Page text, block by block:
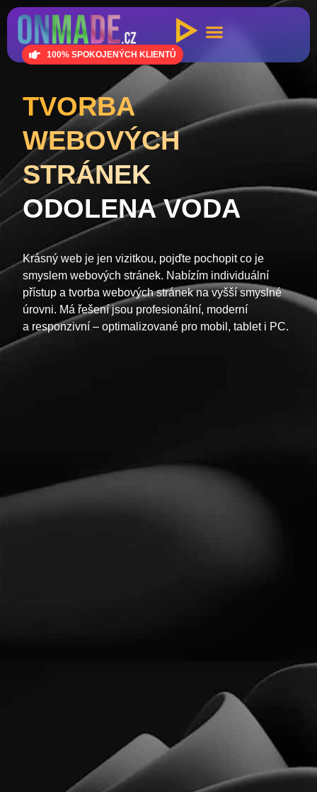
100% SPOKOJENÝCH KLIENTŮ
TVORBA
WEBOVÝCH
STRÁNEK
ODOLENA VODA
Krásný web je jen vizitkou, pojďte pochopit co je
smyslem webových stránek. Nabízím individuální
přístup a tvorba webových stránek na vyšší smyslné
úrovni. Má řešení jsou profesionální, moderní
a responzivní – optimalizované pro mobil, tablet i PC.